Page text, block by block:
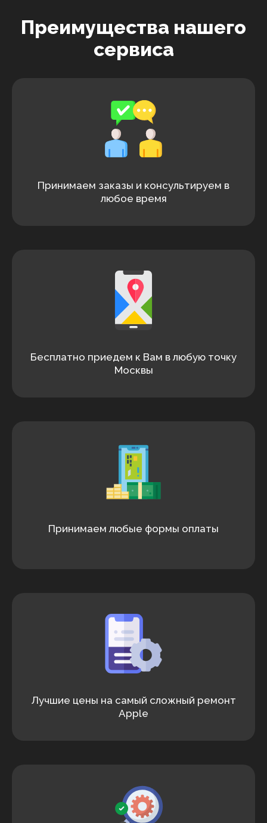
Преимущества нашего
сервиса
Принимаем заказы и консультируем в
любое время
Бесплатно приедем к Вам в любую точку
Москвы
Принимаем любые формы оплаты
Лучшие цены на самый сложный ремонт
Apple